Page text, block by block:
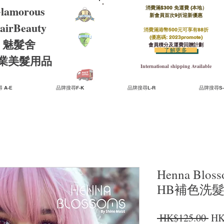
魅髮舍
美髮用品
消費滿$300 免運費 (本地）​
新會員首次9折迎新優惠
消費滿港幣500元可享有88折
(優惠碼: 2023promote)
會員積分及運費回贈計劃
International shipping Available
了解更多
A-E 品牌搜尋F-K 品牌搜尋L-R 品牌搜尋
Henna
HB補色洗
HK$125.00 一